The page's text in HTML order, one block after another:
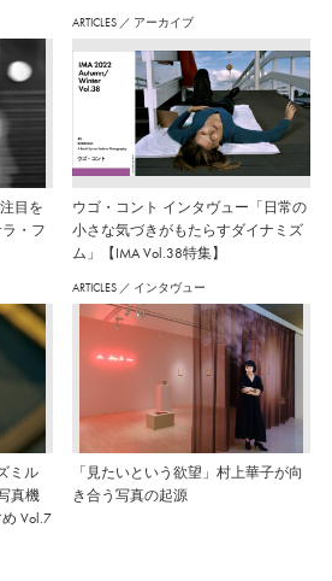
目を
・フ
ARTICLES ／ アーカイブ
ウゴ・コント インタヴュー「日常の
小さな気づきがもたらすダイナミズ
ム」【IMA Vol.38特集】
ミル
真機
Vol.7
ARTICLES ／ インタヴュー
「見たいという欲望」村上華子が向
き合う写真の起源